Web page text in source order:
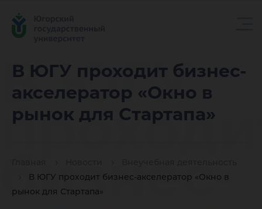
В ЮГУ проходит бизнес-
акселератор «Окно в
рынок для Стартапа»
В ЮГУ проходит бизнес-акселератор «Окно в
рынок для Стартапа»
В ЮГУ
бизнес-